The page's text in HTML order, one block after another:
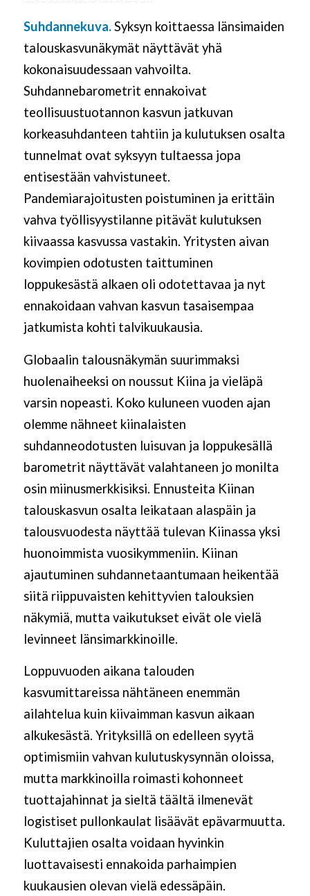
Suhdannekuva.Syksyn koittaessa länsimaiden
talouskasvunäkymät näyttävät yhä
kokonaisuudessaan vahvoilta.
Suhdannebarometrit ennakoivat
teollisuustuotannon kasvun jatkuvan
korkeasuhdanteen tahtiin ja kulutuksen osalta
tunnelmat ovat syksyyn tultaessa jopa
entisestään vahvistuneet.
Pandemiarajoitusten poistuminen ja erittäin
vahva työllisyystilanne pitävät kulutuksen
kiivaassa kasvussa vastakin. Yritysten aivan
kovimpien odotusten taittuminen
loppukesästä alkaen oli odotettavaa ja nyt
ennakoidaan vahvan kasvun tasaisempaa
jatkumista kohti talvikuukausia.
Globaalin talousnäkymän suurimmaksi
huolenaiheeksi on noussut Kiina ja vieläpä
varsin nopeasti. Koko kuluneen vuoden ajan
olemme nähneet kiinalaisten
suhdanneodotusten luisuvan ja loppukesällä
barometrit näyttävät valahtaneen jo monilta
osin miinusmerkkisiksi. Ennusteita Kiinan
talouskasvun osalta leikataan alaspäin ja
talousvuodesta näyttää tulevan Kiinassa yksi
huonoimmista vuosikymmeniin. Kiinan
ajautuminen suhdannetaantumaan heikentää
siitä riippuvaisten kehittyvien talouksien
näkymiä, mutta vaikutukset eivät ole vielä
levinneet länsimarkkinoille.
Loppuvuoden aikana talouden
kasvumittareissa nähtäneen enemmän
ailahtelua kuin kiivaimman kasvun aikaan
alkukesästä. Yrityksillä on edelleen syytä
optimismiin vahvan kulutuskysynnän oloissa,
mutta markkinoilla roimasti kohonneet
tuottajahinnat ja sieltä täältä ilmenevät
logistiset pullonkaulat lisäävät epävarmuutta.
Kuluttajien osalta voidaan hyvinkin
luottavaisesti ennakoida parhaimpien
kuukausien olevan vielä edessäpäin.